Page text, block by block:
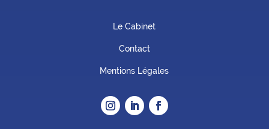
Le Cabinet
Contact
Mentions Légales